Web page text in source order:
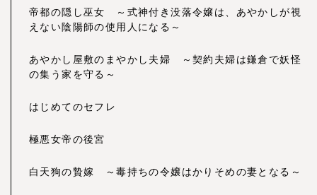
帝都の隠し巫女 ～式神付き没落令嬢は、あやかしが視
えない陰陽師の使用人になる～
あやかし屋敷のまやかし夫婦 ～契約夫婦は鎌倉で妖怪
の集う家を守る～
はじめてのセフレ
極悪女帝の後宮
白天狗の贄嫁 ～毒持ちの令嬢はかりそめの妻となる～